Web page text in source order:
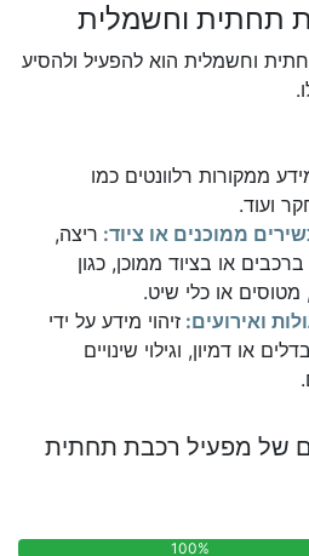
תחתית וחשמלית
וחשמלית הוא להפעיל ולהסיע
ממקורות רלוונטים כמו
ועוד.
ממוכנים או ציוד: ריצה,
ברכבים או בציוד ממוכן, כגון
מטוסים או כלי שיט.
ואירועים: זיהוי מידע על ידי
או דמיון, וגילוי שינויים
של מפעיל רכבת תחתית
100%